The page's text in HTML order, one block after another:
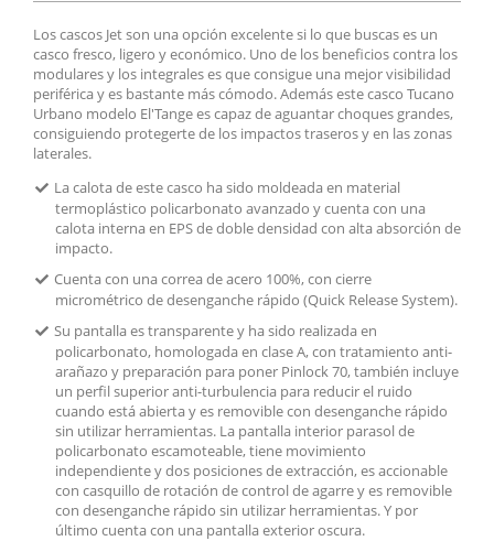
Los cascos Jet son una opción excelente si lo que buscas es un
casco fresco, ligero y económico. Uno de los beneficios contra los
modulares y los integrales es que consigue una mejor visibilidad
periférica y es bastante más cómodo. Además este casco Tucano
Urbano modelo El'Tange es capaz de aguantar choques grandes,
consiguiendo protegerte de los impactos traseros y en las zonas
laterales.
La calota de este casco ha sido moldeada en material
termoplástico policarbonato avanzado y cuenta con una
calota interna en EPS de doble densidad con alta absorción de
impacto.
Cuenta con una correa de acero 100%, con cierre
micrométrico de desenganche rápido (Quick Release System).
Su pantalla es transparente y ha sido realizada en
policarbonato, homologada en clase A, con tratamiento anti-
arañazo y preparación para poner Pinlock 70, también incluye
un perfil superior anti-turbulencia para reducir el ruido
cuando está abierta y es removible con desenganche rápido
sin utilizar herramientas. La pantalla interior parasol de
policarbonato escamoteable, tiene movimiento
independiente y dos posiciones de extracción, es accionable
con casquillo de rotación de control de agarre y es removible
con desenganche rápido sin utilizar herramientas. Y por
último cuenta con una pantalla exterior oscura.